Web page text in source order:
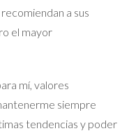
que no has
esta vivienda
euros. En este
a sus
el mayor
mí, valores
siempre
tendencias y poder